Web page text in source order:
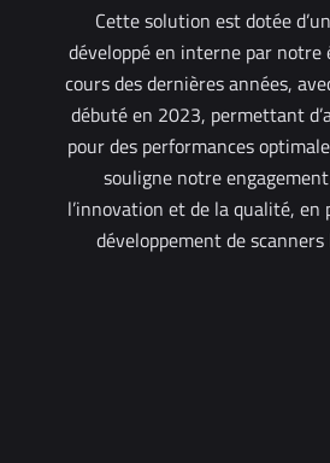
Cette solution est dotée
développé en interne par notre
cours des dernières années,
débuté en 2023, permettant
pour des performances
souligne notre
l’innovation et de la qualité,
développement de scanners